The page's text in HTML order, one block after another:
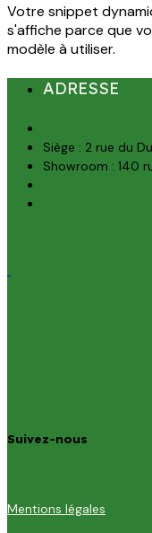
Votre snippet
s'affiche parce que
modèle à utiliser.
ADRESSE
Siège : 2 rue du
Showroom : 140
Suivez-nous
Mentions légales